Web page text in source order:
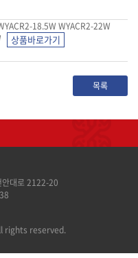
18.5W WYACR2-22W
목록
안대로 2122-20
rights reserved.